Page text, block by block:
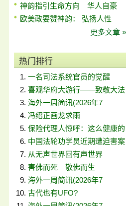
神韵指引生命方向 华人自豪
欧美政要赞神韵： 弘扬人性
更多文章 »
热门排行
一名司法系统官员的觉醒
喜观华府大游行——致敬大法
海外一周简讯(2026年7
冯绍正画龙求雨
保险代理人惊呼：这么健康的
中国法轮功学员近期遭迫害案
从无声世界回有声世界
害佛而死 敬佛而生
海外一周简讯(2026年7
古代也有UFO?